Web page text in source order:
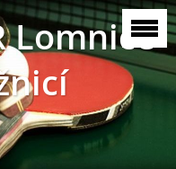
Lomnice